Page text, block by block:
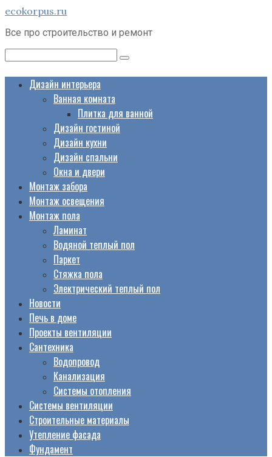
Перейти
контенту
ecokorpus.ru
Все про строительство и ремонт
Дизайн интерьера
Ванная комната
Плитка для ванной
Дизайн гостиной
Дизайн кухни
Дизайн спальни
Окна и двери
Монтаж забора
Монтаж освещения
Монтаж пола
Ламинат
Водяной теплый пол
Паркет
Стяжка пола
Электрический теплый пол
Новости
Печь в доме
Проекты вентиляции
Сантехника
Водопровод
Канализация
Системы отопления
Системы вентиляции
Строительные материалы
Утепление фасада
Фундамент